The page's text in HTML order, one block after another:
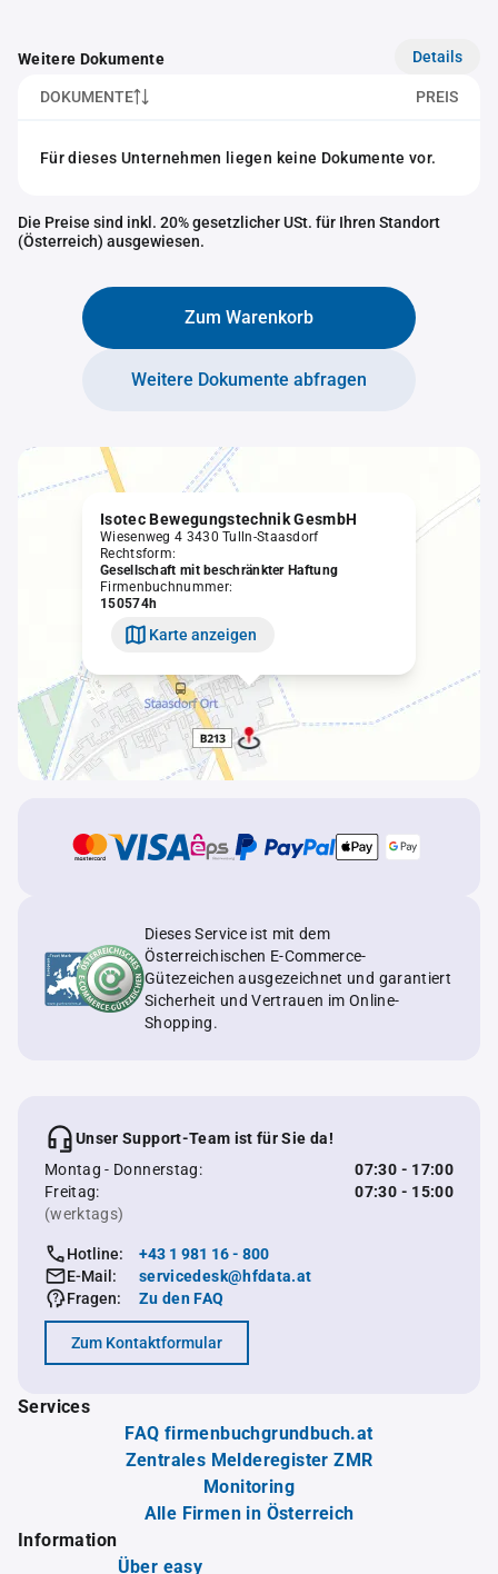
Weitere Dokumente Details
DOKUMENTE PREIS
Für dieses Unternehmen liegen keine Dokumente vor.
Die Preise sind inkl. 20% gesetzlicher USt. für Ihren Standort
(Österreich) ausgewiesen.
Zum Warenkorb
Weitere Dokumente abfragen
Isotec Bewegungstechnik GesmbH
Wiesenweg 4 3430 Tulln-Staasdorf
Rechtsform:
Gesellschaft mit beschränkter Haftung
Firmenbuchnummer:
150574h
Karte anzeigen
Dieses Service ist mit dem
Österreichischen E-Commerce-
Gütezeichen ausgezeichnet und garantiert
Sicherheit und Vertrauen im Online-
Shopping.
Unser Support-Team ist für Sie da!
Montag - Donnerstag:
07:30 - 17:00
Freitag:
07:30 - 15:00
(werktags)
Hotline:
+43 1 981 16 - 800
E-Mail:
servicedesk@hfdata.at
Fragen:
Zu den FAQ
Zum Kontaktformular
Services
FAQ firmenbuchgrundbuch.at
Zentrales Melderegister ZMR
Monitoring
Alle Firmen in Österreich
Information
Über easy